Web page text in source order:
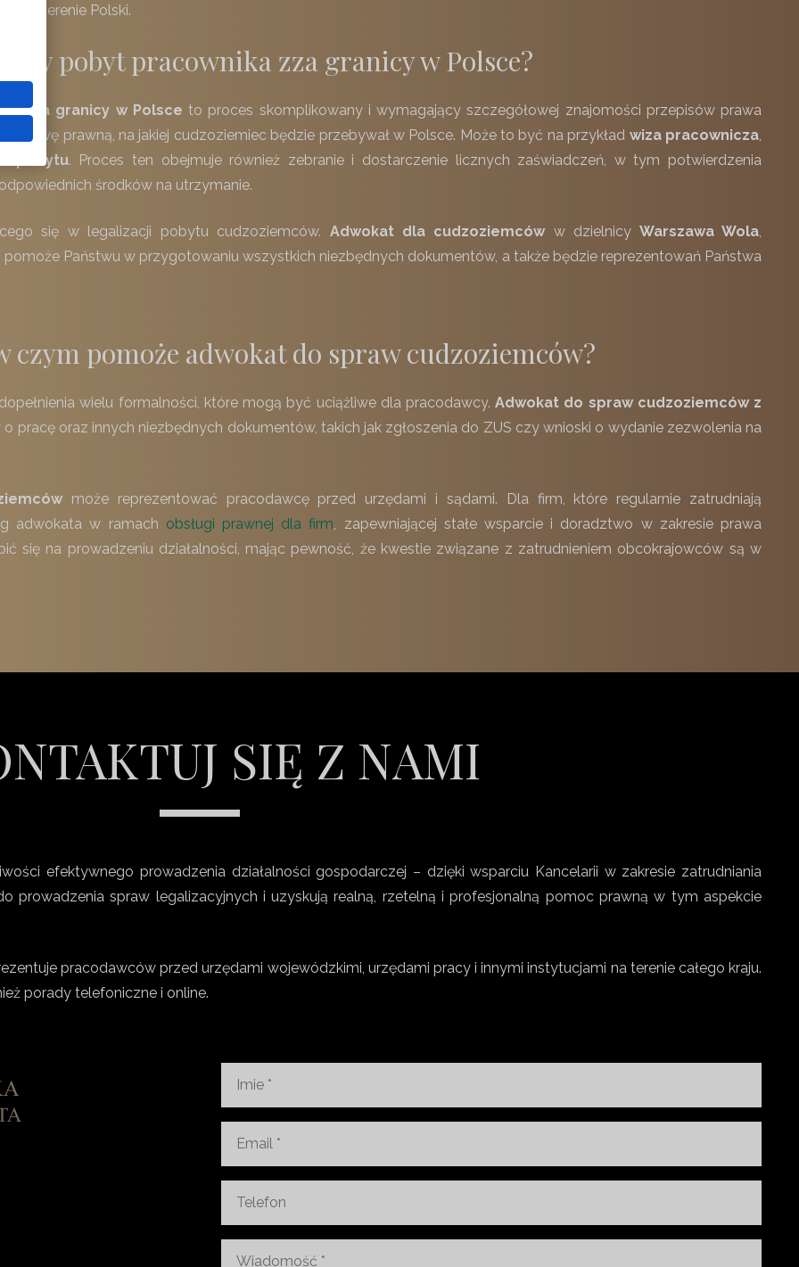
na terenie Polski.
pobyt pracownika zza granicy w Polsce?
zza granicy w Polsce to proces skomplikowany i wymagający szczegółowej znajomości przepisów prawa
prawną, na jakiej cudzoziemiec będzie przebywał w Polsce. Może to być na przykład wiza pracownicza
pobytu. Proces ten obejmuje również zebranie i dostarczenie licznych zaświadczeń, w tym potwierdzenia
środków na utrzymanie.
się w legalizacji pobytu cudzoziemców. Adwokat dla cudzoziemców w dzielnicy Warszawa Wola
Państwu w przygotowaniu wszystkich niezbędnych dokumentów, a także będzie reprezentowań Państwa
pomoże adwokat do spraw cudzoziemców?
wielu formalności, które mogą być uciążliwe dla pracodawcy.Adwokat do spraw cudzoziemców z
pracę oraz innych niezbędnych dokumentów, takich jak zgłoszenia do ZUS czy wnioski o wydanie zezwolenia na
może reprezentować pracodawcę przed urzędami i sądami. Dla firm, które regularnie zatrudniają
adwokata w ramach obsługi prawnej dla firm , zapewniającej stałe wsparcie i doradztwo w zakresie prawa
się na prowadzeniu działalności, mając pewność, że kwestie związane z zatrudnieniem obcokrajowców są w
SIĘ Z NAMI
efektywnego prowadzenia działalności gospodarczej – dzięki wsparciu Kancelarii w zakresie zatrudniania
prowadzenia spraw legalizacyjnych i uzyskują realną, rzetelną i profesjonalną pomoc prawną w tym aspekcie
pracodawców przed urzędami wojewódzkimi, urzędami pracy i innymi instytucjami na terenie całego kraju.
porady telefoniczne i online.